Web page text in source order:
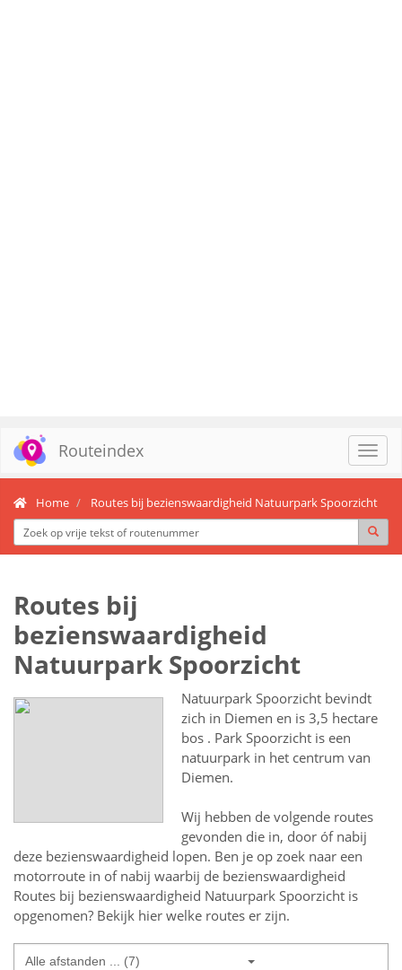
Routeindex
Home Routes bij bezienswaardigheid Natuurpark Spoorzicht
Routes bij
bezienswaardigheid
Natuurpark Spoorzicht
Natuurpark Spoorzicht bevindt
zich in Diemen en is 3,5 hectare
bos . Park Spoorzicht is een
natuurpark in het centrum van
Diemen.
Wij hebben de volgende routes
gevonden die in, door óf nabij
deze bezienswaardigheid lopen. Ben je op zoek naar een
motorroute in of nabij waarbij de bezienswaardigheid
Routes bij bezienswaardigheid Natuurpark Spoorzicht is
opgenomen? Bekijk hier welke routes er zijn.
Alle afstanden ... (7)